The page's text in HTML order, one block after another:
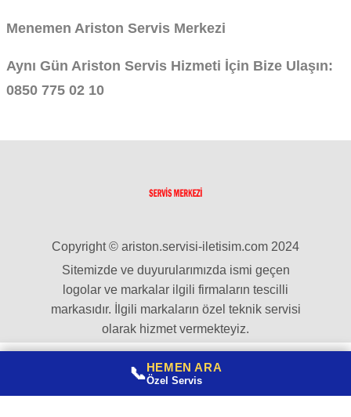
Menemen Ariston Servis Merkezi
Aynı Gün Ariston Servis Hizmeti İçin Bize Ulaşın:
0850 775 02 10
Copyright © ariston.servisi-iletisim.com 2024
Sitemizde ve duyurularımızda ismi geçen
logolar ve markalar ilgili firmaların tescilli
markasıdır. İlgili markaların özel teknik servisi
olarak hizmet vermekteyiz.
📞HEMEN ARA
Özel Servis